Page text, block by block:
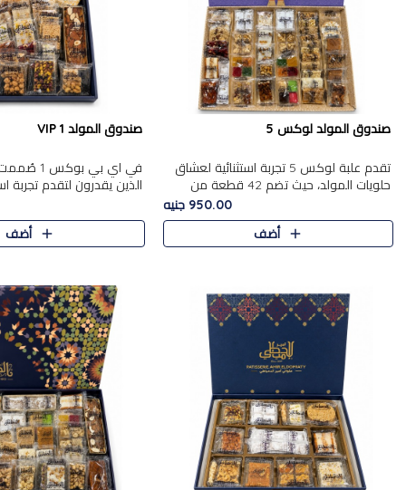
صندوق المولد لوكس 5
تقدم علبة لوكس 5 تجربة استثنائية لعشاق
حلويات المولد، حيث تضم 42 قطعة من
تشكيلة فاخرة تجمع بين أشهر الأصناف
التقليدية وأصناف مميزة مختارة بع..
950.00 جنيه
أضف
صندوق المولد VIP 1
في اي بي
الذين يقدرون لتقدم تجربة
تجمع بين أفخر حلويات
تشكيلة مختارة من الأصناف
أضف